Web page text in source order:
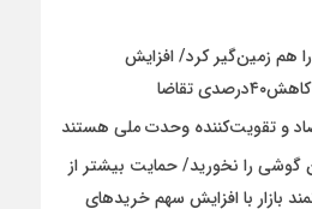
هم زمین‌گیر کرد/ افزایش
و تقویت‌کننده وحدت ملی هستند
را نخورید/ حمایت بیشتر از
بازار با افزایش سهم خریدهای